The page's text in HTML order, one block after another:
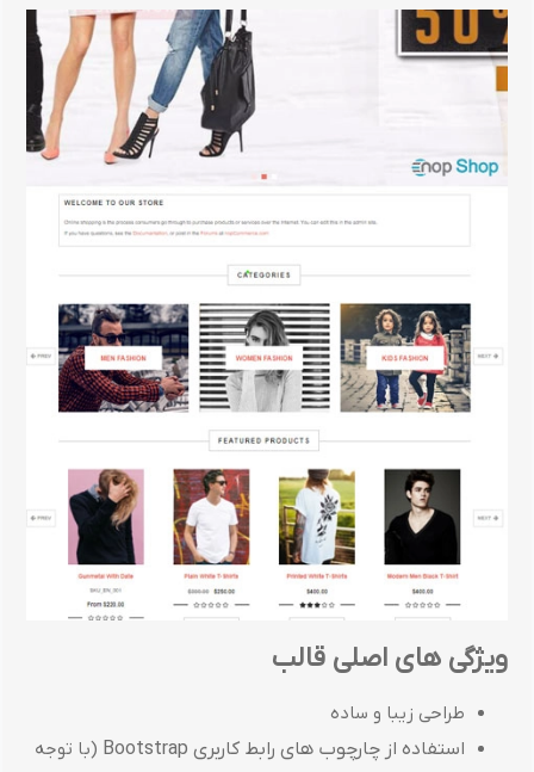
ویژگی های اصلی قالب
طراحی زیبا و ساده
استفاده از چارچوب های رابط کاربری Bootstrap
(با توجه